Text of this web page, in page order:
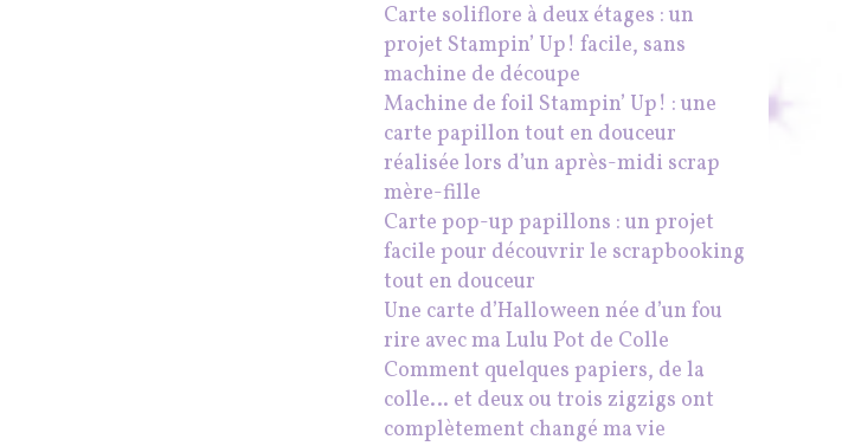
Carte soliflore à deux étages : un
projet Stampin’ Up! facile, sans
machine de découpe
Machine de foil Stampin’ Up! : une
carte papillon tout en douceur
réalisée lors d’un après-midi scrap
mère-fille
Carte pop-up papillons : un projet
facile pour découvrir le scrapbooking
tout en douceur
Une carte d’Halloween née d’un fou
rire avec ma Lulu Pot de Colle
Comment quelques papiers, de la
colle… et deux ou trois zigzigs ont
complètement changé ma vie